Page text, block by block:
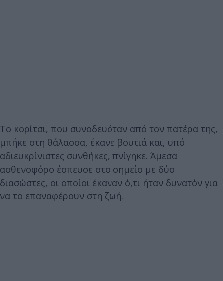
Το κορίτσι, που συνοδευόταν από τον πατέρα της,
μπήκε στη θάλασσα, έκανε βουτιά και, υπό
αδιευκρίνιστες συνθήκες, πνίγηκε. Άμεσα
ασθενοφόρο έσπευσε στο σημείο με δύο
διασώστες, οι οποίοι έκαναν ό,τι ήταν δυνατόν για
να το επαναφέρουν στη ζωή.